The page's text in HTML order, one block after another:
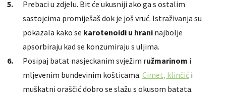
Prebaci u zdjelu. Bit će ukusniji ako ga s ostalim
sastojcima promiješaš dok je još vruć. Istraživanja su
pokazala kako se karotenoidi u hrani najbolje
apsorbiraju kad se konzumiraju s uljima.
Posipaj batat nasjeckanim svježim ružmarinom i
mljevenim bundevinim košticama. Cimet, klinčić i
muškatni oraščić dobro se slažu s okusom batata.